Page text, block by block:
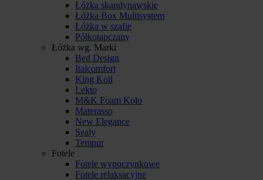
Łóżka skandynawskie
Łóżka Box Multisystem
Łóżka w szafie
Półkotapczany
Łóżka wg. Marki
Bed Design
Italcomfort
King Koil
Lekto
M&K Foam Koło
Materasso
New Elegance
Sealy
Tempur
Fotele
Fotele wypoczynkowe
Fotele relaksacyjne